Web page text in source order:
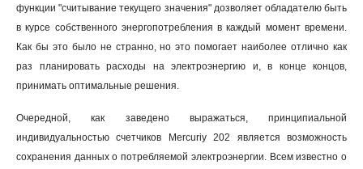
функции "считывание текущего значения" дозволяет обладателю быть
в курсе собственного энергопотребления в каждый момент времени.
Как бы это было не странно, но это помогает наиболее отлично как
раз планировать расходы на электроэнергию и, в конце концов,
принимать оптимальные решения.
Очередной, как заведено выражаться, принципиальной
индивидуальностью счетчиков Mercuriy 202 является возможность
сохранения данных о потребляемой электроэнергии. Всем известно о